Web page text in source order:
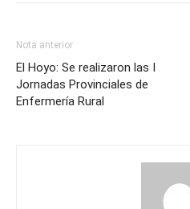
Nota anterior
El Hoyo: Se realizaron las I
Jornadas Provinciales de
Enfermería Rural